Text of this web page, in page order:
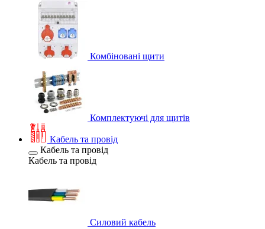
Комбіновані щити
Комплектуючі для щитів
Кабель та провід
Кабель та провід
Кабель та провід
Силовий кабель